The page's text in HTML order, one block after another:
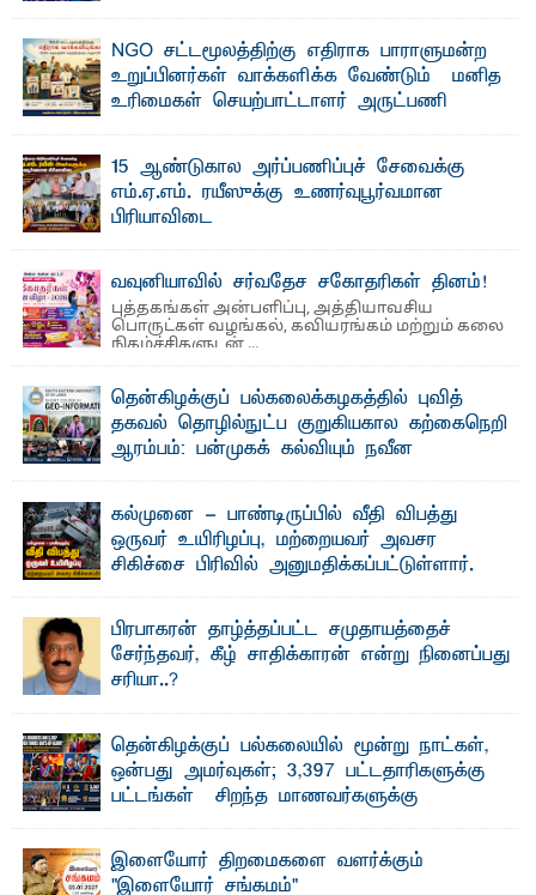
NGO சட்டமூலத்திற்கு எதிராக பாராளுமன்ற
உறுப்பினர்கள் வாக்களிக்க வேண்டும் – மனித
உரிமைகள் செயற்பாட்டாளர் அருட்பணி
ஜே. எப். காமிலா பேகம்- இ லங்கை அரசாங்கம் அரசுசாரா
அமைப்புகள் (NGO) தொடர்பான புதிய சட்டமூலத்தை ...
15 ஆண்டுகால அர்ப்பணிப்புச் சேவைக்கு
எம்.ஏ.எம். ரயீஸுக்கு உணர்வுபூர்வமான
பிரியாவிடை
வவுனியாவில் சர்வதேச சகோதரிகள் தினம்!
புத்தகங்கள் அன்பளிப்பு, அத்தியாவசிய
பொருட்கள் வழங்கல், கவியரங்கம் மற்றும் கலை
நிகழ்ச்சிகளுடன் ...
தென்கிழக்குப் பல்கலைக்கழகத்தில் புவித்
தகவல் தொழில்நுட்ப குறுகியகால கற்கைநெறி
ஆரம்பம்: பன்முகக் கல்வியும் நவீன
தொழில்நுட்பமும் காலத்தின் தேவை – பீடாதிபதி
பேராசிரியர் எம். எம். பாஸில்
தெ ன்கிழக்குப் பல்கலைக்கழகத்தின் கலை மற்றும் கலாசார
பீடத்தின் புவியியல் துறையினால் ...
கல்முனை - பாண்டிருப்பில் வீதி விபத்து
ஒருவர் உயிரிழப்பு, மற்றையவர் அவசர
சிகிச்சை பிரிவில் அனுமதிக்கப்பட்டுள்ளார்.
பாண்டிருப்பு ...பிரபாகரன் தாழ்த்தப்பட்ட சமுதாயத்தைச்
சேர்ந்தவர், கீழ் சாதிக்காரன் என்று நினைப்பது
சரியா..?
தென்கிழக்குப் பல்கலையில் மூன்று நாட்கள்,
ஒன்பது அமர்வுகள்; 3,397 பட்டதாரிகளுக்கு
பட்டங்கள் – சிறந்த மாணவர்களுக்கு
மற்றும் சிறப்புப் பரிசுகள்
எம்.வை. அமீர்- ஒ லுவிலில் அமைந்துள்ள தென்கிழக்குப்
பல்கலைக்கழகத்தின் 18ஆவது பொதுப் பட்டமளிப்பு விழா ...
இளையோர் திறமைகளை வளர்க்கும்
"இளையோர் சங்கமம்"